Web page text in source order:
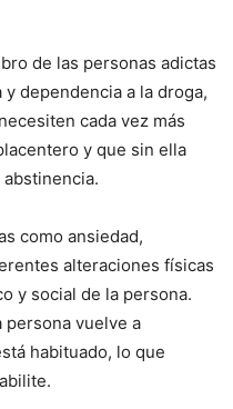
de las personas adictas
dependencia a la droga,
cada vez más
y que sin ella
como ansiedad,
alteraciones físicas
y social de la persona.
persona vuelve a
habituado, lo que